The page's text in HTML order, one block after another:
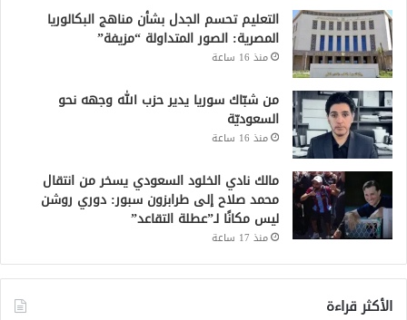
التعليم تحسم الجدل بشأن مناهج البكالوريا
المصرية: الصور المتداولة “مزيفة”
منذ 16 ساعة
من شبّاك سوريا يدير حزب الله وجهه نحو
السعوديّة
منذ 16 ساعة
مالك نادي الخلود السعودي يسخر من انتقال
محمد صلاح إلى طرابزون سبور: دوري روشن
ليس مكانًا لـ”عطلة التقاعد”
منذ 17 ساعة
الأكثر قراءة